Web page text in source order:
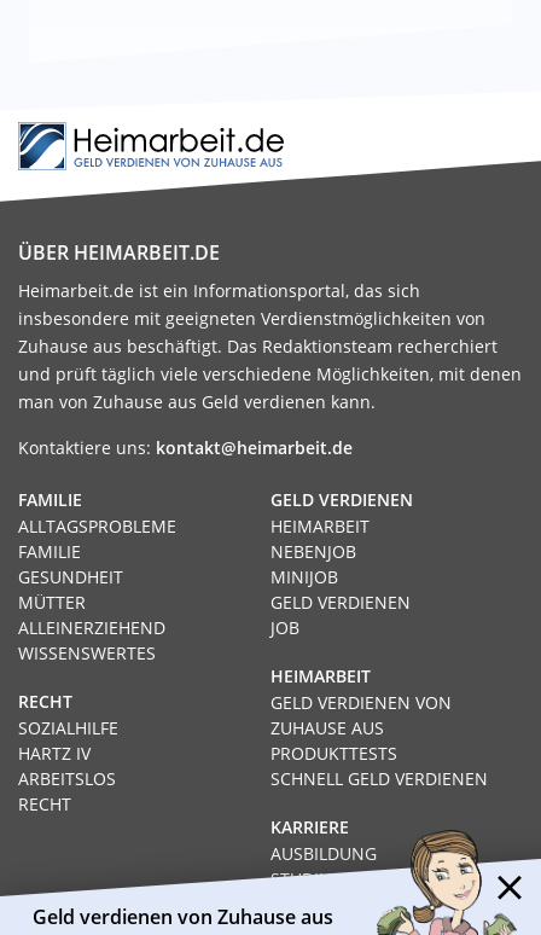
ÜBER HEIMARBEIT.DE
Heimarbeit.de ist ein Informationsportal, das sich
insbesondere mit geeigneten Verdienstmöglichkeiten von
Zuhause aus beschäftigt. Das Redaktionsteam recherchiert
und prüft täglich viele verschiedene Möglichkeiten, mit denen
man von Zuhause aus Geld verdienen kann.
Kontaktiere uns: kontakt@heimarbeit.de
GELD VERDIENEN
HEIMARBEIT
NEBENJOB
MINIJOB
GELD VERDIENEN
JOB
HEIMARBEIT
GELD VERDIENEN VON
ZUHAUSE AUS
PRODUKTTESTS
SCHNELL GELD VERDIENEN
KARRIERE
AUSBILDUNG
STUDIUM
GEHÄLTER
FAMILIE
ALLTAGSPROBLEME
FAMILIE
GESUNDHEIT
MÜTTER
ALLEINERZIEHEND
WISSENSWERTES
RECHT
SOZIALHILFE
HARTZ IV
ARBEITSLOS
RECHT
Geld verdienen von Zuhause aus